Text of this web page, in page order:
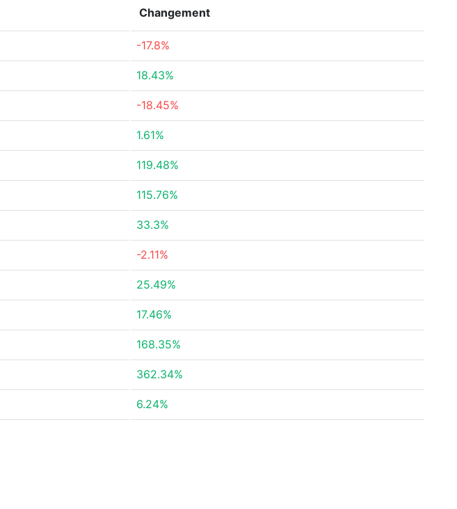
Changement
-17.8%
18.43%
-18.45%
1.61%
119.48%
115.76%
33.3%
-2.11%
25.49%
17.46%
168.35%
362.34%
6.24%